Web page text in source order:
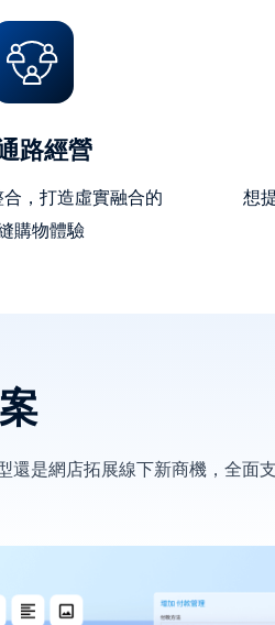
路經營
合，打造虛實融合的
購物體驗
想
是網店拓展線下新商機，全面支